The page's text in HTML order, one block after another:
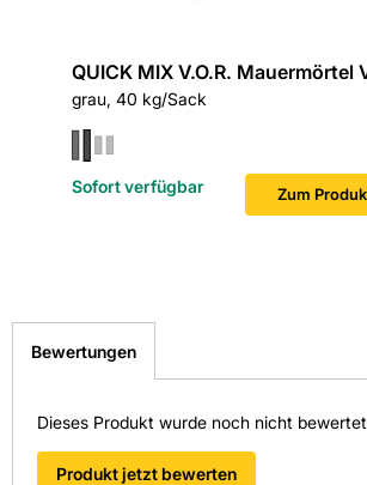
Verursacht Hautreizungen.
Verursacht schwere Augenschäden.
QUICK MIX V.O.R. Mauermörtel
grau, 40 kg/Sack
Zum
Sofort verfügbar
Bewertungen
Dieses Produkt wurde noch nicht
Produkt jetzt bewerten